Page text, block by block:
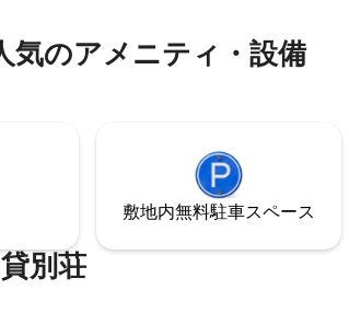
を込め
外スペ
気のアメニティ・設備
敷地内無料駐⁠車ス⁠ペ⁠ー⁠ス
別荘